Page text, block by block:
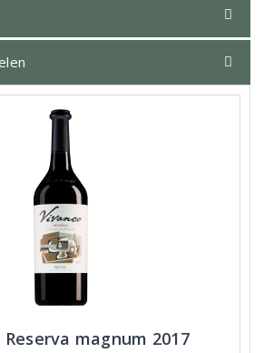
magnum 2017